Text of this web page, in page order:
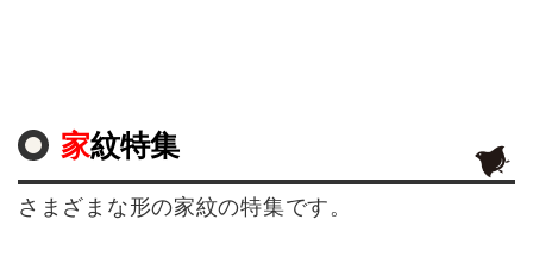
家紋特集
さまざまな形の家紋の特集です。